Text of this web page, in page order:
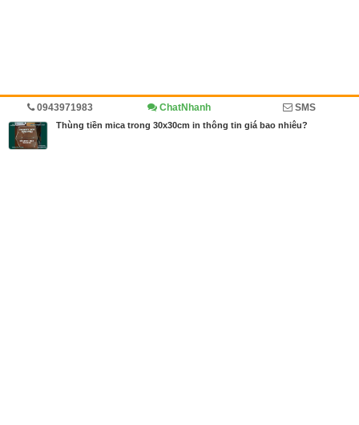
Trang chủ Diễn đàn Cẩm nang mua bán
0943971983 ChatNhanh SMS
Thùng tiền mica trong 30x30cm in thông tin giá bao nhiêu?